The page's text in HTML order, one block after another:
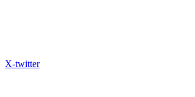
X-twitter